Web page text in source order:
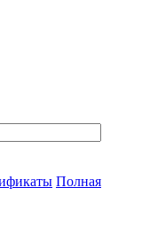
Полная